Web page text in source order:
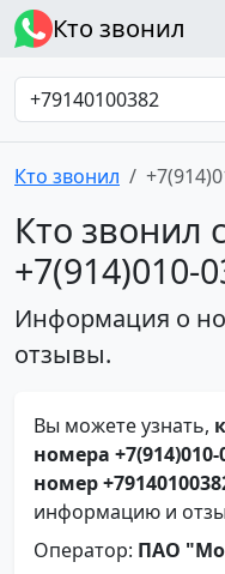
Кто звонил
Кто звонил
Кто звонил
+7(914)010-
Информация о
отзывы.
Вы можете узнать,
номера +7(914)010-
номер
информацию и
Оператор: ПАО